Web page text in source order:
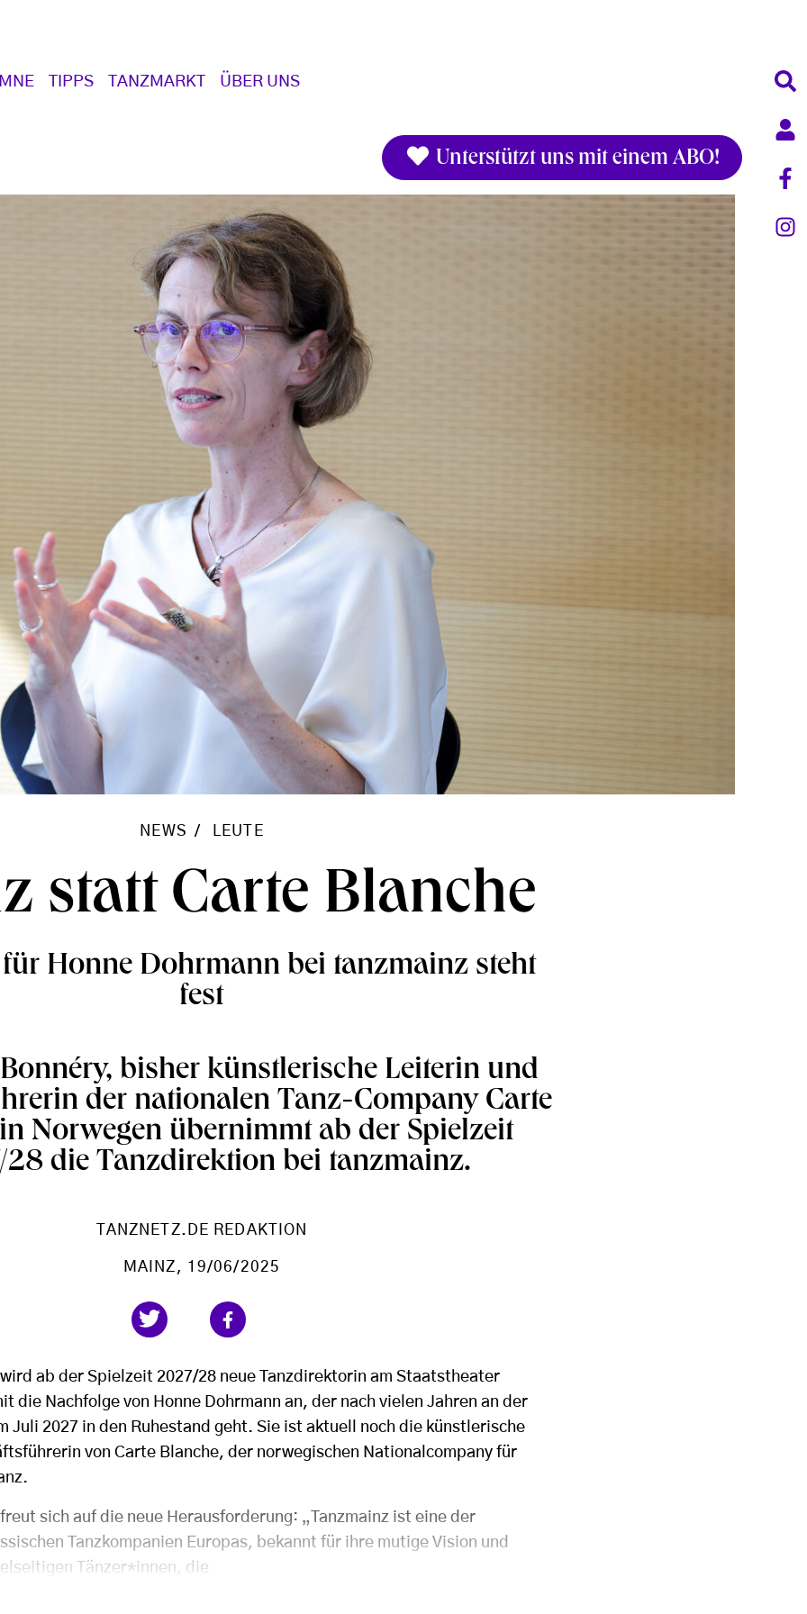
TIPPS TANZMARKT ÜBER UNS
Unterstützt uns mit einem ABO!
NEWS LEUTE
statt Carte Blanche
Honne Dohrmann bei tanzmainz steht
fest
bisher künstlerische Leiterin und
der nationalen Tanz-Company Carte
Norwegen übernimmt ab der Spielzeit
die Tanzdirektion bei tanzmainz.
TANZNETZ.DE REDAKTION
MAINZ , 19/06/2025
ab der Spielzeit 2027/28 neue Tanzdirektorin am Staatstheater
die Nachfolge von Honne Dohrmann an, der nach vielen Jahren an der
Juli 2027 in den Ruhestand geht. Sie ist aktuell noch die künstlerische
von Carte Blanche, der norwegischen Nationalcompany für
sich auf die neue Herausforderung: „Tanzmainz ist eine der
Tanzkompanien Europas, bekannt für ihre mutige Vision und
Tänzer*innen, die